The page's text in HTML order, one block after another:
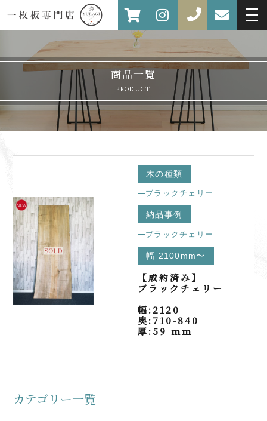
商品一覧
PRODUCT
木の種類
ブラックチェリー
納品事例
ブラックチェリー
幅 2100mm〜
【成約済み】
ブラックチェリー
幅:2120
奥:710-840
厚:59 mm
カテゴリー一覧